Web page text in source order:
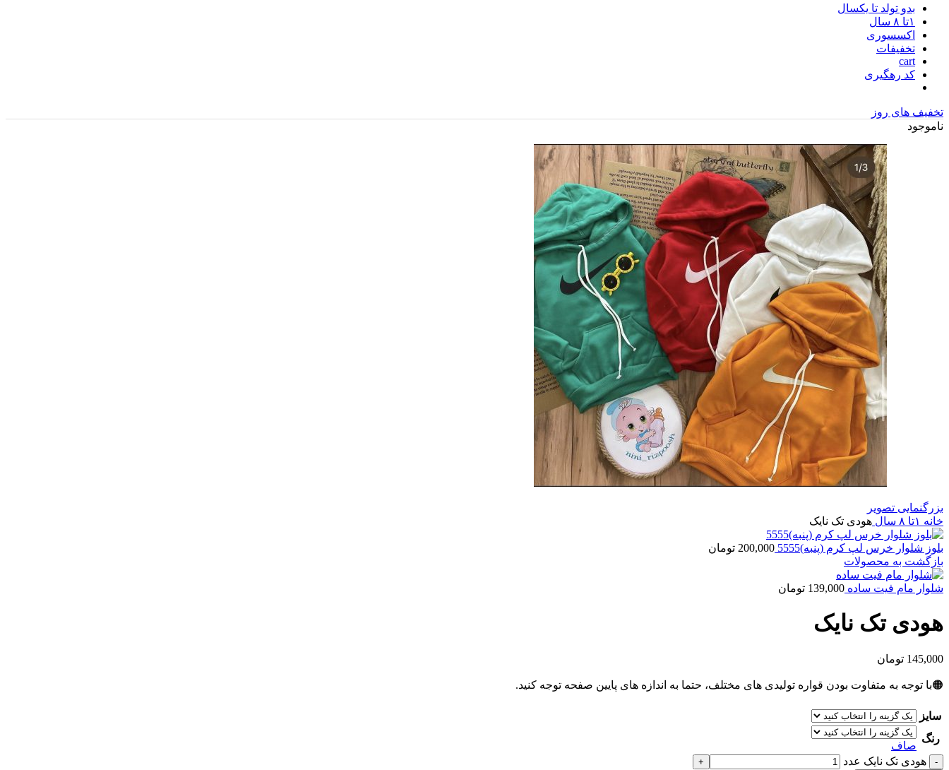
بدو تولد تا یکسال
۱تا ۸ سال
اکسسوری
تخفیفات
cart
کد رهگیری
تخفیف های روز
ناموجود
بزرگنمایی تصویر
خانه ۱تا ۸ سال هودی تک نایک
بلوز شلوار خرس لپ کرم (پنبه)5555 200,000 تومان
بازگشت به محصولات
شلوار مام فیت ساده 139,000 تومان
هودی تک نایک
145,000 تومان
🟠با توجه به متفاوت بودن قواره تولیدی های مختلف، حتما به اندازه های پایین صفحه توجه کنید.
سایز
رنگ
صاف
هودی تک نایک عدد